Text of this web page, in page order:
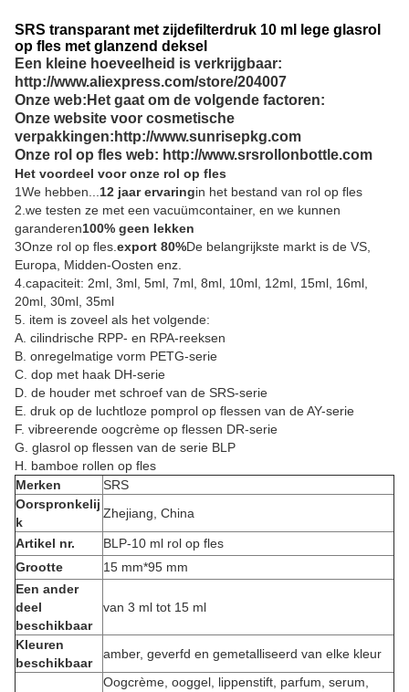
SRS transparant met zijdefilterdruk 10 ml lege glasrol
op fles met glanzend deksel
Een kleine hoeveelheid is verkrijgbaar:
http://www.aliexpress.com/store/204007
Onze web: Het gaat om de volgende factoren:
Onze website voor cosmetische
verpakkingen:http://www.sunrisepkg.com
Onze rol op fles web: http://www.srsrollonbottle.com
Het voordeel voor onze rol op fles
1We hebben... 12 jaar ervaringin het bestand van rol op fles
2.we testen ze met een vacuümcontainer, en we kunnen
garanderen100% geen lekken
3Onze rol op fles. export 80%De belangrijkste markt is de VS,
Europa, Midden-Oosten enz.
4.capaciteit: 2ml, 3ml, 5ml, 7ml, 8ml, 10ml, 12ml, 15ml, 16ml,
20ml, 30ml, 35ml
5. item is zoveel als het volgende:
A. cilindrische RPP- en RPA-reeksen
B. onregelmatige vorm PETG-serie
C. dop met haak DH-serie
D. de houder met schroef van de SRS-serie
E. druk op de luchtloze pomprol op flessen van de AY-serie
F. vibreerende oogcrème op flessen DR-serie
G. glasrol op flessen van de serie BLP
H. bamboe rollen op fles
Merken
SRS
Oorspronkelij
k
Zhejiang, China
Artikel nr.
BLP-10 ml rol op fles
Grootte
15 mm*95 mm
Een ander
deel
beschikbaar
van 3 ml tot 15 ml
Kleuren
beschikbaar
amber, geverfd en gemetalliseerd van elke kleur
Oogcrème, ooggel, lippenstift, parfum, serum,